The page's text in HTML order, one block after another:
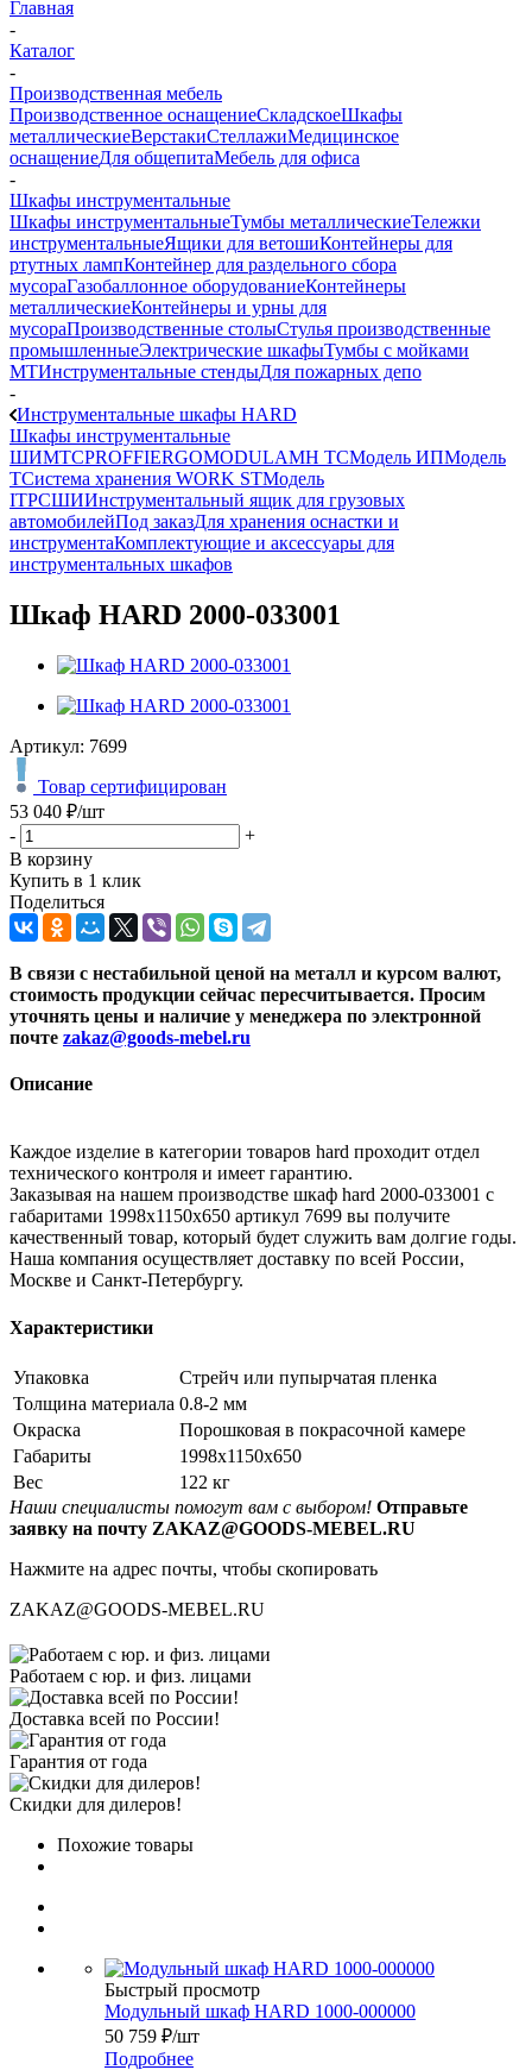
Главная
-
Каталог
-
Производственная мебель
Производственное оснащениеСкладскоеШкафы
металлическиеВерстакиСтеллажиМедицинское
оснащениеДля общепитаМебель для офиса
-
Шкафы инструментальные
Шкафы инструментальныеТумбы металлическиеТележки
инструментальныеЯщики для ветошиКонтейнеры для
ртутных лампКонтейнер для раздельного сбора
мусораГазобаллонное оборудованиеКонтейнеры
металлическиеКонтейнеры и урны для
мусораПроизводственные столыСтулья производственные
промышленныеЭлектрические шкафыТумбы с мойками
МТИнструментальные стендыДля пожарных депо
-
Инструментальные шкафы HARD
Шкафы инструментальные
ШИМТСPROFFIERGOMODULAMH TCМодель ИПМодель
ТСистема хранения WORK STМодель
ITPСШИИнструментальный ящик для грузовых
автомобилейПод заказДля хранения оснастки и
инструментаКомплектующие и аксессуары для
инструментальных шкафов
Шкаф HARD 2000-033001
Артикул: 7699
Товар сертифицирован
53 040 ₽/шт
-
+
В корзину
Купить в 1 клик
Поделиться
В связи с нестабильной ценой на металл и курсом валют,
стоимость продукции сейчас пересчитывается. Просим
уточнять цены и наличие у менеджера по электронной
почте zakaz@goods-mebel.ru
Описание
Каждое изделие в категории товаров hard проходит отдел
технического контроля и имеет гарантию.
Заказывая на нашем производстве шкаф hard 2000-033001 с
габаритами 1998x1150x650 артикул 7699 вы получите
качественный товар, который будет служить вам долгие годы.
Наша компания осуществляет доставку по всей России,
Москве и Санкт-Петербургу.
Характеристики
Упаковка
Стрейч или пупырчатая пленка
Толщина материала 0.8-2 мм
Окраска
Порошковая в покрасочной камере
Габариты
1998x1150x650
Вес
122 кг
Наши специалисты помогут вам с выбором! Отправьте
заявку на почту ZAKAZ@GOODS-MEBEL.RU
Нажмите на адрес почты, чтобы скопировать
ZAKAZ@GOODS-MEBEL.RU
Работаем с юр. и физ. лицами
Доставка всей по России!
Гарантия от года
Скидки для дилеров!
Похожие товары
Быстрый просмотр
Модульный шкаф HARD 1000-000000
50 759 ₽/шт
Подробнее